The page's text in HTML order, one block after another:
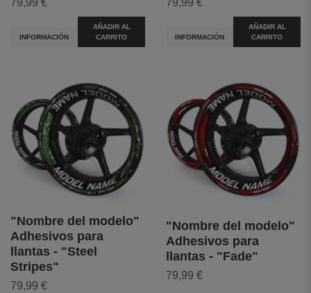
INFORMACIÓN
AÑADIR AL
CARRITO
INFORMACIÓN
AÑADIR AL
CARRITO
"Nombre del modelo"
Adhesivos para
llantas - "Steel
Stripes"
79,99 €
"Nombre del modelo"
Adhesivos para
llantas - "Fade"
79,99 €